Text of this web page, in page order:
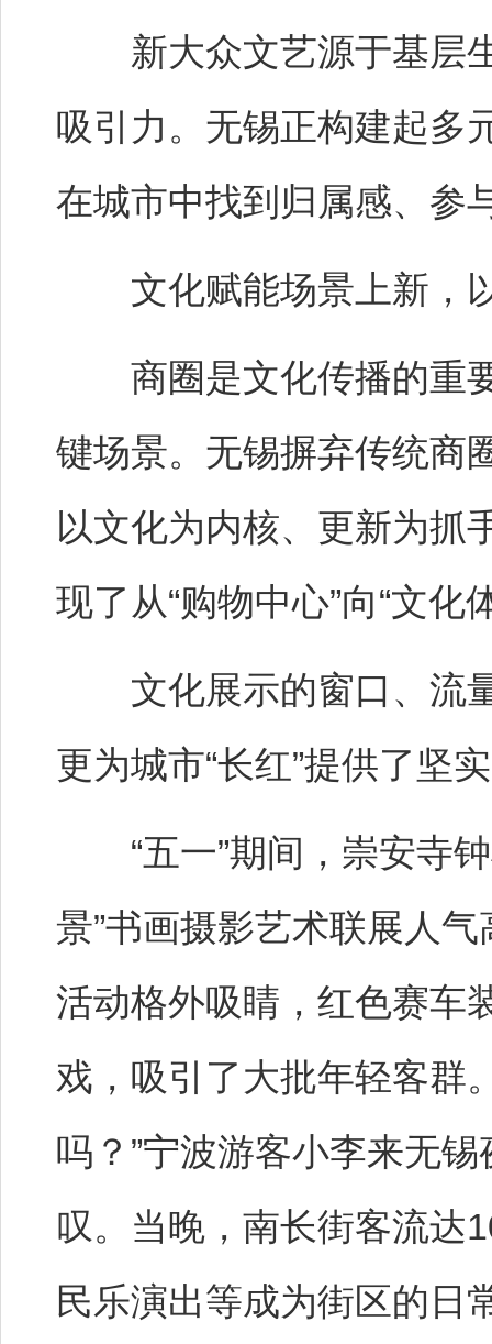
新大众文艺源于基层生
吸引力。无锡正构建起多
在城市中找到归属感、参
文化赋能场景上新，以
商圈是文化传播的重要
键场景。无锡摒弃传统商
以文化为内核、更新为抓
现了从“购物中心”向“文化
文化展示的窗口、流量
更为城市“长红”提供了坚
“五一”期间，崇安寺钟
景”书画摄影艺术联展人
活动格外吸睛，红色赛车
戏，吸引了大批年轻客群
吗？”宁波游客小李来无
叹。当晚，南长街客流达
民乐演出等成为街区的日